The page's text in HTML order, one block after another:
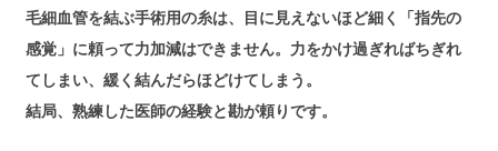
毛細血管を結ぶ手術用の糸は、目に見えないほど細く「指先の
感覚」に頼って力加減はできません。力をかけ過ぎればちぎれ
てしまい、緩く結んだらほどけてしまう。
結局、熟練した医師の経験と勘が頼りです。